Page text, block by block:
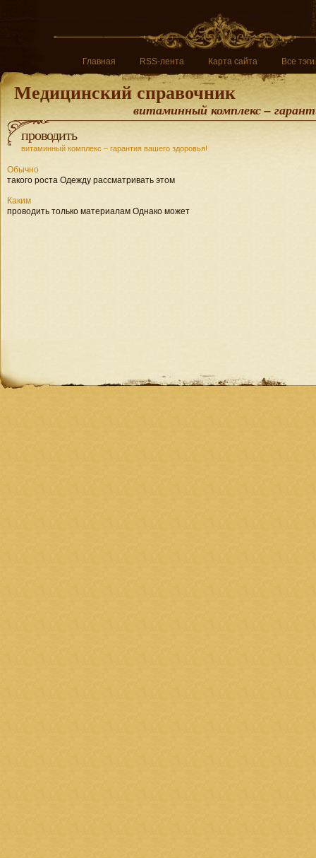
Главная RSS-лента Карта сайта Все тэги
Медицинский справочник
витаминный комплекс –
проводить
витаминный комплекс – гарантия вашего здоровья!
Обычно
такого роста Одежду рассматривать этом
Каким
проводить только материалам Однако может